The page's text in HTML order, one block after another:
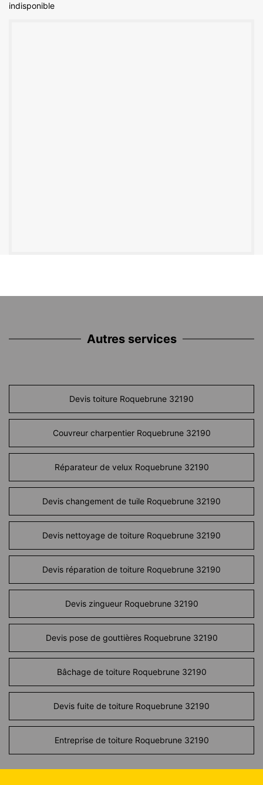
indisponible
Autres services
Devis toiture Roquebrune 32190
Couvreur charpentier Roquebrune 32190
Réparateur de velux Roquebrune 32190
Devis changement de tuile Roquebrune 32190
Devis nettoyage de toiture Roquebrune 32190
Devis réparation de toiture Roquebrune 32190
Devis zingueur Roquebrune 32190
Devis pose de gouttières Roquebrune 32190
Bâchage de toiture Roquebrune 32190
Devis fuite de toiture Roquebrune 32190
Entreprise de toiture Roquebrune 32190